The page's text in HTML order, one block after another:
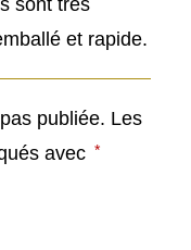
sont très
et rapide.
publiée. Les
avec *